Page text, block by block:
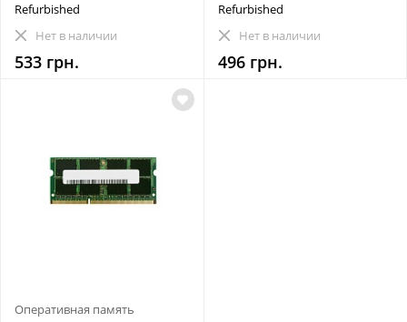
Refurbished
Нет в наличии
533 грн.
Refurbished
Нет в наличии
496 грн.
Оперативная память